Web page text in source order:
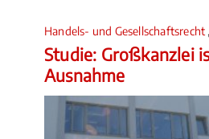
Handels- und Gesellschaftsrecht
Studie: Großkanzlei
Ausnahme